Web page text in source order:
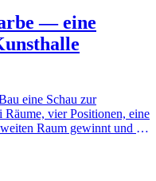
— eine
eine Schau zur
vier Positionen, eine
Raum gewinnt und im